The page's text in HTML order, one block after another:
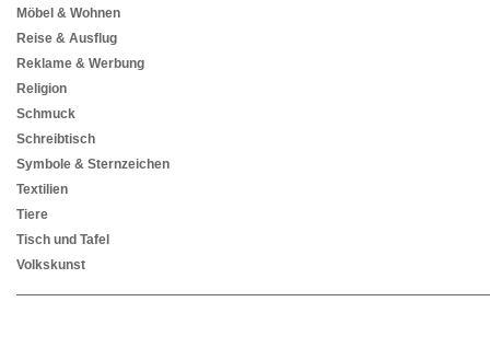
Möbel & Wohnen
Reise & Ausflug
Reklame & Werbung
Religion
Schmuck
Schreibtisch
Symbole & Sternzeichen
Textilien
Tiere
Tisch und Tafel
Volkskunst